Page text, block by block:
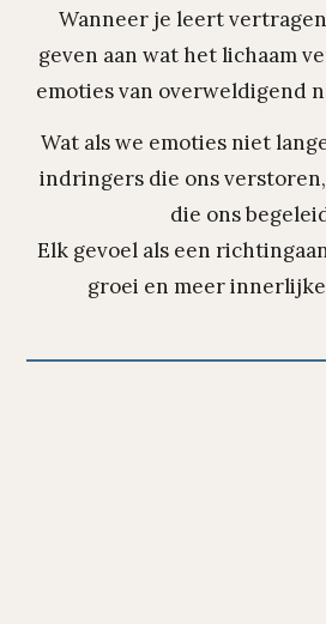
Wanneer je leert
geven aan wat het lichaam
emoties van overweldigend
Wat als we emoties niet
indringers die ons
die ons
Elk gevoel als een
groei en meer